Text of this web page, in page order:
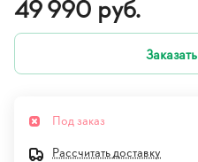
49 990 руб.
Заказать
Под заказ
Рассчитать доставку